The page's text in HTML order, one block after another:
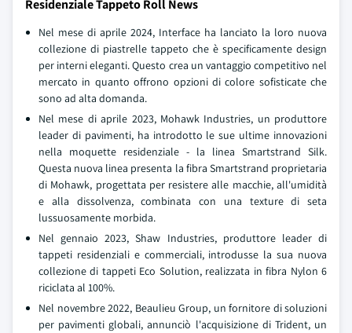
Residenziale Tappeto Roll News
Nel mese di aprile 2024, Interface ha lanciato la loro nuova
collezione di piastrelle tappeto che è specificamente design
per interni eleganti. Questo crea un vantaggio competitivo nel
mercato in quanto offrono opzioni di colore sofisticate che
sono ad alta domanda.
Nel mese di aprile 2023, Mohawk Industries, un produttore
leader di pavimenti, ha introdotto le sue ultime innovazioni
nella moquette residenziale - la linea Smartstrand Silk.
Questa nuova linea presenta la fibra Smartstrand proprietaria
di Mohawk, progettata per resistere alle macchie, all'umidità
e alla dissolvenza, combinata con una texture di seta
lussuosamente morbida.
Nel gennaio 2023, Shaw Industries, produttore leader di
tappeti residenziali e commerciali, introdusse la sua nuova
collezione di tappeti Eco Solution, realizzata in fibra Nylon 6
riciclata al 100%.
Nel novembre 2022, Beaulieu Group, un fornitore di soluzioni
per pavimenti globali, annunciò l'acquisizione di Trident, un